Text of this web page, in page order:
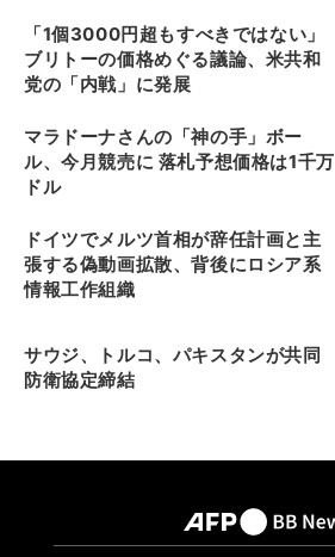
「1個3000円超もすべきではない」
ブリトーの価格めぐる議論、米共和
党の「内戦」に発展
マラドーナさんの「神の手」ボー
ル、今月競売に 落札予想価格は1千万
ドル
ドイツでメルツ首相が辞任計画と主
張する偽動画拡散、背後にロシア系
情報工作組織
サウジ、トルコ、パキスタンが共同
防衛協定締結